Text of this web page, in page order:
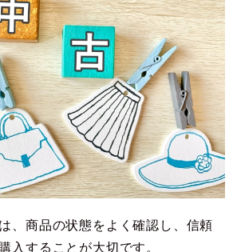
、商品の状態をよく確認し、信頼
入することが大切です。